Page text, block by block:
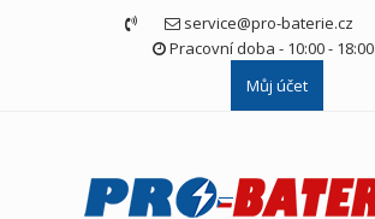
service@pro-baterie.cz
Pracovní doba - 10:00 - 18:00
Můj účet